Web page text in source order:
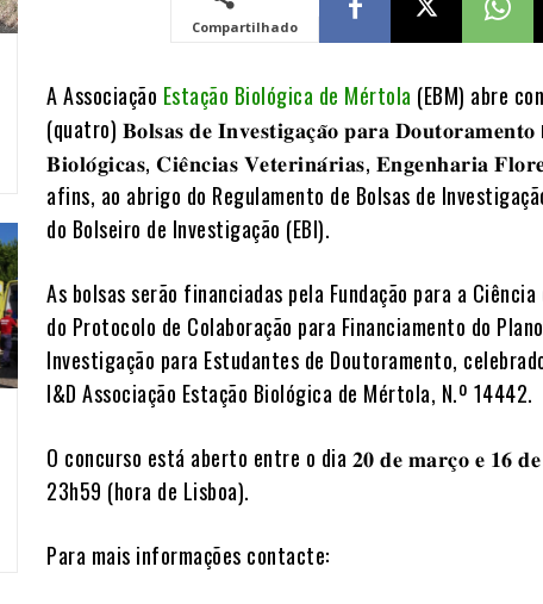
Compartilhado
AAssociação Estação Biológica de Mértola (EBM) abre
(quatro) 𝐁𝐨𝐥𝐬𝐚𝐬 𝐝𝐞 𝐈𝐧𝐯𝐞𝐬𝐭𝐢𝐠𝐚𝐜̧𝐚̃𝐨 𝐩𝐚𝐫𝐚 𝐃𝐨𝐮𝐭𝐨𝐫𝐚𝐦𝐞𝐧𝐭𝐨
𝐁𝐢𝐨𝐥𝐨́𝐠𝐢𝐜𝐚𝐬, 𝐂𝐢𝐞̂𝐧𝐜𝐢𝐚𝐬 𝐕𝐞𝐭𝐞𝐫𝐢𝐧𝐚́𝐫𝐢𝐚𝐬, 𝐄𝐧𝐠𝐞𝐧𝐡𝐚𝐫𝐢𝐚
afins, ao abrigo do Regulamento de Bolsas de
do Bolseiro de Investigação (EBI).
As bolsas serão financiadas pela Fundação para a
do Protocolo de Colaboração para Financiamento do
Investigação para Estudantes de Doutoramento,
I&D Associação Estação Biológica de Mértola, N.º 14442.
O concurso está aberto entre o dia 𝟐𝟎 𝐝𝐞 𝐦𝐚𝐫𝐜̧𝐨 𝐞 𝟏𝟔
23h59 (hora de Lisboa).
Para mais informações contacte: